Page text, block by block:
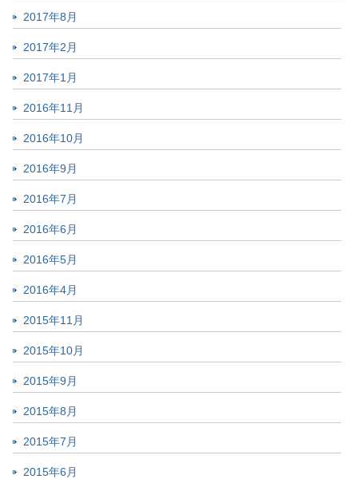
2017年8月
2017年2月
2017年1月
2016年11月
2016年10月
2016年9月
2016年7月
2016年6月
2016年5月
2016年4月
2015年11月
2015年10月
2015年9月
2015年8月
2015年7月
2015年6月